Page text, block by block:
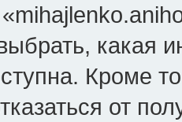
какая
Кроме
от